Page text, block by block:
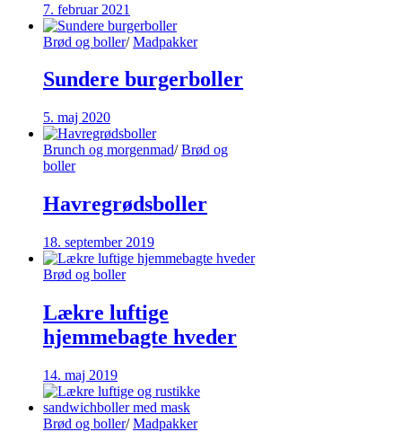
7. februar 2021
Brød og boller/ Madpakker
Sundere burgerboller
5. maj 2020
Brunch og morgenmad/ Brød og
boller
Havregrødsboller
18. september 2019
Brød og boller
Lækre luftige
hjemmebagte hveder
14. maj 2019
Brød og boller/ Madpakker